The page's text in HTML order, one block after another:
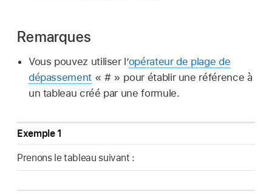
Remarques
Vous pouvez utiliser l’opérateur de plage de
dépassement« # » pour établir une référence à
un tableau créé par une formule.
Exemple 1
Prenons le tableau suivant :